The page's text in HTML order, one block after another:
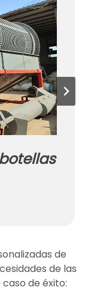
de
de las
de éxito: